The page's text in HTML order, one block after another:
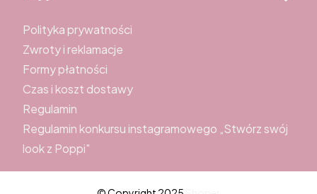
Polityka prywatności
Zwroty i reklamacje
Formy płatności
Czas i koszt dostawy
Regulamin
Regulamin konkursu instagramowego „Stwórz swój
look z Poppi"